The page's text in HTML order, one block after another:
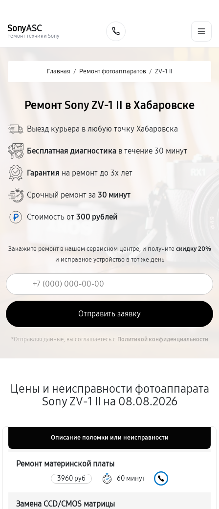
SonyASC
Ремонт техники Sony
Главная / Ремонт фотоаппаратов / ZV-1 II
Ремонт Sony ZV-1 II в Хабаровске
Выезд курьера в любую точку Хабаровска
Бесплатная диагностика в течение 30 минут
Гарантия на ремонт до 3х лет
Срочный ремонт за 30 минут
Стоимость от 300 рублей
Закажите ремонт в нашем сервисном центре, и получитескидку 20%
и исправное устройство в тот же день
*Отправляя данные, вы соглашаетесь с Политикой конфиденциальности
Цены и неисправности фотоаппарата
Sony ZV-1 II на 08.08.2026
Описание поломки или неисправности
Ремонт материнской платы
3960 руб 60 минут
Замена CCD/CMOS матрицы